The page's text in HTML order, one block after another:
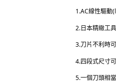
1.AC線性驅動
2.日本精緻工
3.刀片不利時
4.四段式尺寸
5.一個刀頭相